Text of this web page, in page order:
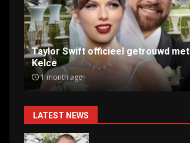
Ray J klaagt Kim Kardashian aan om
sekstape
9 months ago
LATEST NEWS